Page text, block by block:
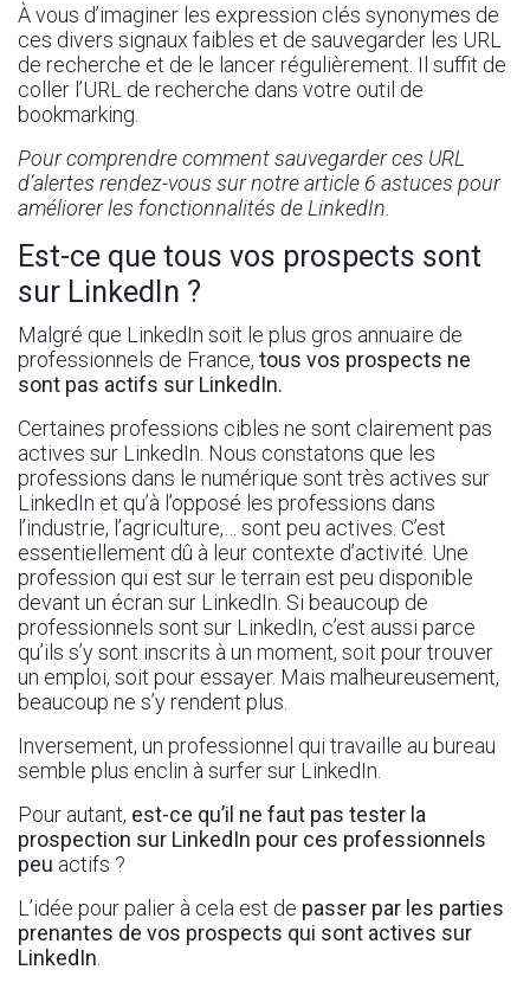
À vous d’imaginer les expression clés synonymes de
ces divers signaux faibles et de sauvegarder les URL
de recherche et de le lancer régulièrement. Il suffit de
coller l’URL de recherche dans votre outil de
bookmarking.
Pour comprendre comment sauvegarder ces URL
d’alertes rendez-vous sur notre article 6 astuces pour
améliorer les fonctionnalités de LinkedIn
Est-ce que tous vos prospects sont
sur LinkedIn ?
Malgré que LinkedIn soit le plus gros annuaire de
professionnels de France, tous vos prospects ne
sont pas actifs sur LinkedIn.
Certaines professions cibles ne sont clairement pas
actives sur LinkedIn. Nous constatons que les
professions dans le numérique sont très actives sur
LinkedIn et qu’à l’opposé les professions dans
l’industrie, l’agriculture,… sont peu actives. C’est
essentiellement dû à leur contexte d’activité. Une
profession qui est sur le terrain est peu disponible
devant un écran sur LinkedIn. Si beaucoup de
professionnels sont sur LinkedIn, c’est aussi parce
qu’ils s’y sont inscrits à un moment, soit pour trouver
un emploi, soit pour essayer. Mais malheureusement,
beaucoup ne s’y rendent plus.
Inversement, un professionnel qui travaille au bureau
semble plus enclin à surfer sur LinkedIn.
Pour autant, est-ce qu’il ne faut pas tester la
prospection sur LinkedIn pour ces professionnels
peu actifs ?
L’idée pour palier à cela est de passer par les parties
prenantes de vos prospects qui sont actives sur
LinkedIn